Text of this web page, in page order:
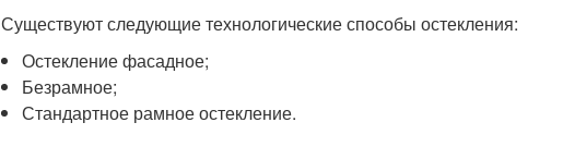
Существуют следующие технологические способы остекления:
Остекление фасадное;
Безрамное;
Стандартное рамное остекление.